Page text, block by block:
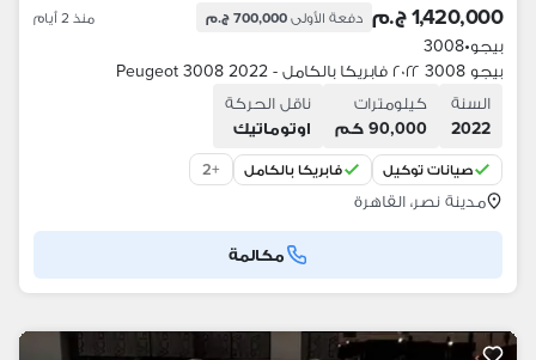
1,420,000 ج.م دفعة الأولى 700,000 ج.م منذ 2 أيام
بيجو•
3008
بيجو 3008 ٢٠٢٢ فابريكا بالكامل - Peugeot 3008 2022
السنة
2022
كيلومترات
90,000 كم
ناقل الحركة
اوتوماتيك
صيانات توكيل فابريكا بالكامل +
2
مدينة نصر، القاهرة
مكالمة